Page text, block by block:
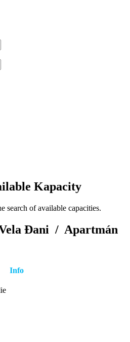
Kapacity
search of available capacities.
Đani / Apartmán
Info